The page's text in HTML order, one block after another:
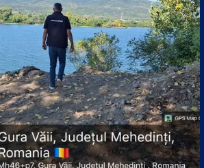
ZEBLEX – Soluții Durabile,
Rezultate Vizibile
Categorii:ACTUALITATE